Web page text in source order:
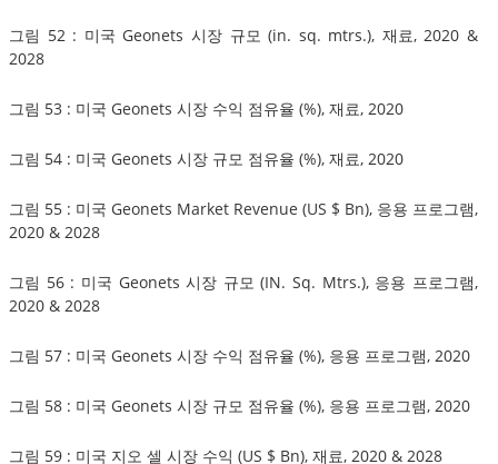
그림 52 : 미국 Geonets 시장 규모 (in. sq. mtrs.), 재료, 2020 &
2028
그림 53 : 미국 Geonets 시장 수익 점유율 (%), 재료, 2020
그림 54 : 미국 Geonets 시장 규모 점유율 (%), 재료, 2020
그림 55 : 미국 Geonets Market Revenue (US $ Bn), 응용 프로그램,
2020 & 2028
그림 56 : 미국 Geonets 시장 규모 (IN. Sq. Mtrs.), 응용 프로그램,
2020 & 2028
그림 57 : 미국 Geonets 시장 수익 점유율 (%), 응용 프로그램, 2020
그림 58 : 미국 Geonets 시장 규모 점유율 (%), 응용 프로그램, 2020
그림 59 : 미국 지오 셀 시장 수익 (US $ Bn), 재료, 2020 & 2028